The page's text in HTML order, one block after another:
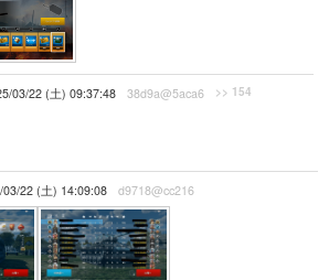
03/22 (土) 09:37:48 38d9a@5aca6 >> 154
03/22 (土) 14:09:08 d9718@cc216